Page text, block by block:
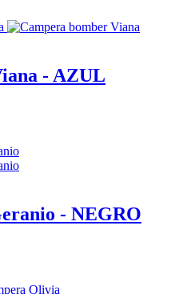
- AZUL
- NEGRO